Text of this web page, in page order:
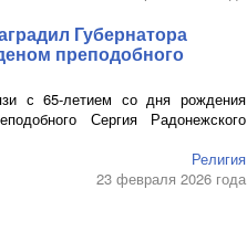
Губернатора
преподобного
с65-летием со дня рождения
Сергия Радонежского
Религия
23 февраля 2026 года